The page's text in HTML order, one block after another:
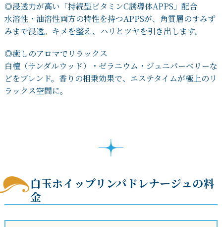
◎浸透力が高い「持続型ビタミンC誘導体APPS」配合
水溶性・油溶性両方の特性を持つAPPSが、 角質層のすみず
みまで浸透。キメを整え、ハリとツヤを引き出します。
◎癒しのアロマでリラックス
白檀（サンダルウッド）・ゼラニウム・ ジュニパーベリーな
どをブレンド。香りの相乗効果で、エステタイムが極上のリ
ラックス空間に。
白玉ホイップリンパドレナージュの料
金